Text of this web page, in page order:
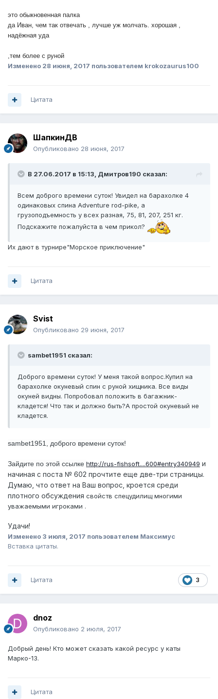
это обыкновенная палка
да Иван, чем так отвечать , лучше уж молчать. хорошая ,
надёжная уда
,тем более с руной
Изменено 28 июня, 2017 пользователем krokozaurus100
Цитата
ШапкинДВ
Опубликовано 28 июня, 2017
В 27.06.2017 в 15:13, Дмитров190 сказал:
Всем доброго времени суток! Увидел на барахолке 4
одинаковых спина Adventure rod-pike, а
грузоподъемность у всех разная, 75, 81, 207, 251 кг.
Подскажите пожалуйста в чем прикол?
Их дают в турнире"Морское приключение"
Цитата
Svist
Опубликовано 29 июня, 2017
sambet1951 сказал:
Доброго времени суток! У меня такой вопрос.Купил на
барахолке окуневый спин с руной хищника. Все виды
окуней видны. Попробовал положить в багажник-
кладется! Что так и должно быть?А простой окуневый не
кладется.
sambet1951, доброго времени суток!
Зайдите по этой ссылке http://rus-fishsoft....600#entry340949 и
начиная с поста № 602 прочтите еще две-три страницы.
Думаю, что ответ на Ваш вопрос, кроется среди
плотного обсуждения свойств спецудилищ многими
уважаемыми игроками .
Удачи!
Изменено 3 июля, 2017 пользователем Максимус
Вставка цитаты.
3
Цитата
dnoz
Опубликовано 2 июля, 2017
Добрый день! Кто может сказать какой ресурс у каты
Марко-13.
Цитата